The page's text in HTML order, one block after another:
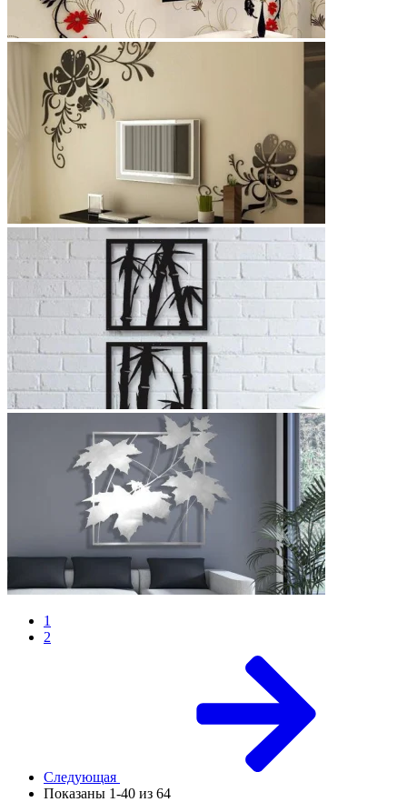
1
2
Следующая
Показаны 1-40 из 64